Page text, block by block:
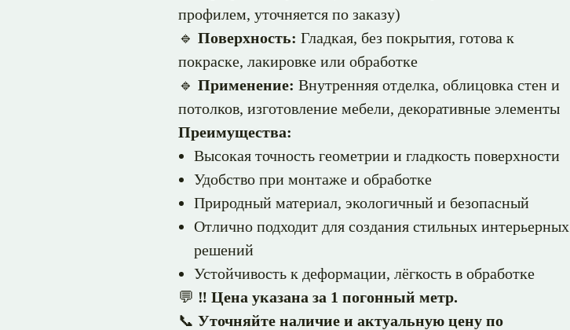
профилем, уточняется по заказу)
🔹 Поверхность: Гладкая, без покрытия, готова к
покраске, лакировке или обработке
🔹 Применение: Внутренняя отделка, облицовка стен и
потолков, изготовление мебели, декоративные элементы
Преимущества:
Высокая точность геометрии и гладкость поверхности
Удобство при монтаже и обработке
Природный материал, экологичный и безопасный
Отлично подходит для создания стильных интерьерных
решений
Устойчивость к деформации, лёгкость в обработке
💬 ‼️ Цена указана за 1 погонный метр.
📞 Уточняйте наличие и актуальную цену по